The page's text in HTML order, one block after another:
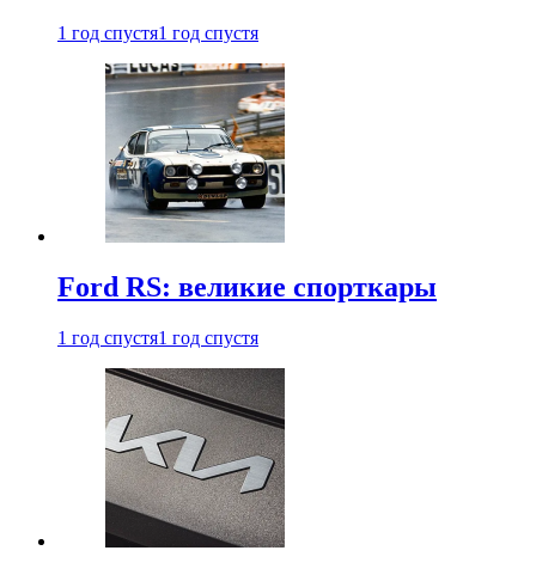
1 год спустя1 год спустя
Ford RS: великие спорткары
1 год спустя1 год спустя